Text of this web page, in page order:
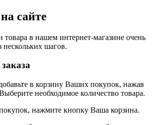
сайте
в нашем интернет-магазине очень
нескольких шагов.
в корзину Ваших покупок, нажав
необходимое количество товара.
нажмите кнопку Ваша корзина.